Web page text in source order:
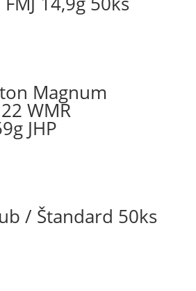
Magnum
WMR
JHP
/ Štandard 50ks